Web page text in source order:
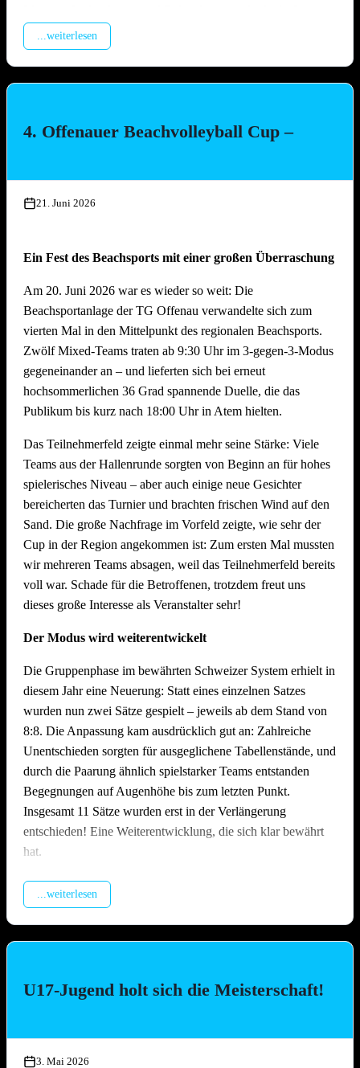
Spülzelt, Verkabelung Wagen
Mittwoch, 15. Juli 2026, ab 17.00 Uhr
Gläserreinigung, Infrastruktur, Bierwagen, Aufstellung
Garnituren, Aufbau Zelt
Restarbeiten, Fertigstellung Gelände und Inbetriebnahme
technische Gerätschaften
Anschliessend traditionelles Grillfest!
Samstag, 18. Juli 2026 ab 09.00 Uhr
Dekoration Festplatz, Preisaushang, Herstellung Salate
(Vereinsküche Saline)
Dienstag, 21. Juli 2026 ab 09.00 Uhr
Abbau !! Vor dem Fest ist bereits auch nach dem Fest und
auch der Abbau muss organisiert sein. Bitte helft mit, dass
nach intensiven Festtagen mit vielen Helferinnen und Helfern
der Abbau schnell und zügig voranschreitet. Hier können wir
jede helfende Hand gebrauchen. Auch nach einem
Arbeitstag am Arbeitsplatz bitte zum Feierabend ans
Neckarufer kommen!!
reichlich für alle Helfer vorhanden!
...weiterlesen
4. Offenauer Beachvolleyball Cup –
21. Juni 2026
Ein Fest des Beachsports mit einer großen Überraschung
Am 20. Juni 2026 war es wieder so weit: Die
Beachsportanlage der TG Offenau verwandelte sich zum
vierten Mal in den Mittelpunkt des regionalen Beachsports.
Zwölf Mixed-Teams traten ab 9:30 Uhr im 3-gegen-3-Modus
gegeneinander an – und lieferten sich bei erneut
hochsommerlichen 36 Grad spannende Duelle, die das
Publikum bis kurz nach 18:00 Uhr in Atem hielten.
Das Teilnehmerfeld zeigte einmal mehr seine Stärke: Viele
Teams aus der Hallenrunde sorgten von Beginn an für hohes
spielerisches Niveau – aber auch einige neue Gesichter
bereicherten das Turnier und brachten frischen Wind auf den
Sand. Die große Nachfrage im Vorfeld zeigte, wie sehr der
Cup in der Region angekommen ist: Zum ersten Mal mussten
wir mehreren Teams absagen, weil das Teilnehmerfeld bereits
voll war. Schade für die Betroffenen, trotzdem freut uns
dieses große Interesse als Veranstalter sehr!
Der Modus wird weiterentwickelt
Die Gruppenphase im bewährten Schweizer System erhielt in
diesem Jahr eine Neuerung: Statt eines einzelnen Satzes
wurden nun zwei Sätze gespielt – jeweils ab dem Stand von
8:8. Die Anpassung kam ausdrücklich gut an: Zahlreiche
Unentschieden sorgten für ausgeglichene Tabellenstände, und
durch die Paarung ähnlich spielstarker Teams entstanden
Begegnungen auf Augenhöhe bis zum letzten Punkt.
Insgesamt 11 Sätze wurden erst in der Verlängerung
entschieden! Eine Weiterentwicklung, die sich klar bewährt
hat.
Packende Spiele quer durchs Feld
und geschmettert, die Zuschauer kamen bei den engen Partien
Nachwuchsteams „Nathi & die 3 Muskeltiere“ –
zusammengesetzt aus Jugendspielerinnen und -spielern aller
...weiterlesen
U17-Jugend holt sich die Meisterschaft!
3. Mai 2026